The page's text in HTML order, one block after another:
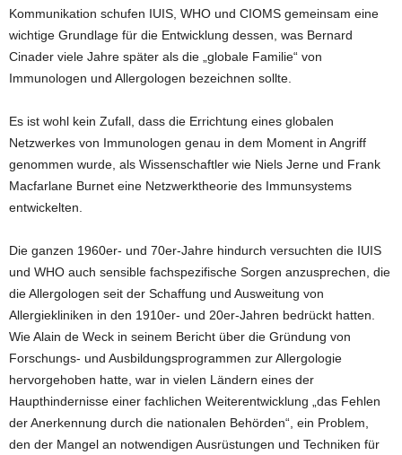
Kommunikation schufen IUIS, WHO und CIOMS gemeinsam eine
wichtige Grundlage für die Entwicklung dessen, was Bernard
Cinader viele Jahre später als die „globale Familie“ von
Immunologen und Allergologen bezeichnen sollte.
Es ist wohl kein Zufall, dass die Errichtung eines globalen
Netzwerkes von Immunologen genau in dem Moment in Angriff
genommen wurde, als Wissenschaftler wie Niels Jerne und Frank
Macfarlane Burnet eine Netzwerktheorie des Immunsystems
entwickelten.
Die ganzen 1960er- und 70er-Jahre hindurch versuchten die IUIS
und WHO auch sensible fachspezifische Sorgen anzusprechen, die
die Allergologen seit der Schaffung und Ausweitung von
Allergiekliniken in den 1910er- und 20er-Jahren bedrückt hatten.
Wie Alain de Weck in seinem Bericht über die Gründung von
Forschungs- und Ausbildungsprogrammen zur Allergologie
hervorgehoben hatte, war in vielen Ländern eines der
Haupthindernisse einer fachlichen Weiterentwicklung „das Fehlen
der Anerkennung durch die nationalen Behörden“, ein Problem,
den der Mangel an notwendigen Ausrüstungen und Techniken für